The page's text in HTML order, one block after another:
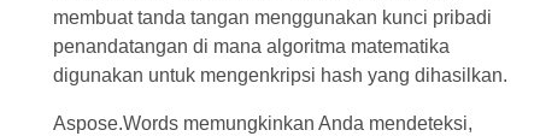
membuat tanda tangan menggunakan kunci pribadi
penandatangan di mana algoritma matematika
digunakan untuk mengenkripsi hash yang dihasilkan.
Aspose.Words memungkinkan Anda mendeteksi,